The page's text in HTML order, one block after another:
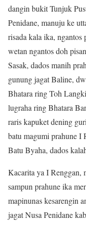
dangin bukit Tunjuk
Penidane, manuju ke
risada kala ika, ngantos
wetan ngantos doh
Sasak, dados manih
gunung jagat Baline,
Bhatara ring Toh
lugraha ring Bhatara
raris kapuket dening
batu magumi prahune I
Batu Byaha, dados
Kacarita ya I Renggan,
sampun prahune ika
mapinunas kesarengin
jagat Nusa Penidane